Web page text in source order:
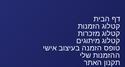
דף הבית
קטלוג הזמנות
קטלוג מזכרות
קטלוג מיתוגים
טופס הזמנה בעיצוב אישי
ההזמנות שלי
תקנון האתר